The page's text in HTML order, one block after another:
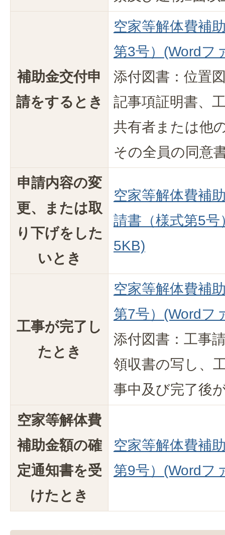
補助金交付申
請をするとき
空家等解体費補
第3号）(Wordフ
添付図書：位置
記事項証明書、
共有者または他
その全員の同意
申請内容の変
更、または取
り下げをした
いとき
空家等解体費補
請書（様式第5
5KB)
工事が完了し
たとき
空家等解体費補
第7号）(Wordフ
添付図書：工事
領収書の写し、
事中及び完了後
空家等解体費
補助金額の確
定通知書を受
けたとき
空家等解体費補
第9号）(Wordフ